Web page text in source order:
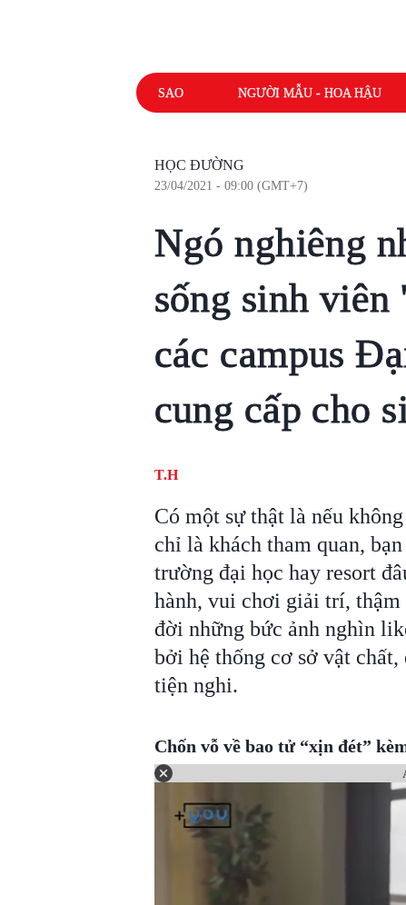
SAO NGƯỜI MẪU - HOA HẬU
HỌC ĐƯỜNG
23/04/2021 - 09:00 (GMT+7)
Ngó nghiêng
sống sinh
các campus
cung cấp cho
T.H
Có một sự thật là nếu
chỉ là khách tham quan,
trường đại học hay resort
hành, vui chơi giải trí, thậm
đời những bức ảnh nghìn
bởi hệ thống cơ sở vật
tiện nghi.
Chốn vỗ về bao tử “xịn đét”